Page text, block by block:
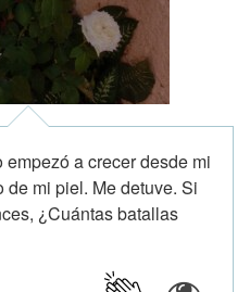
a crecer desde mi
mi piel. Me detuve. Si
¿Cuántas batallas